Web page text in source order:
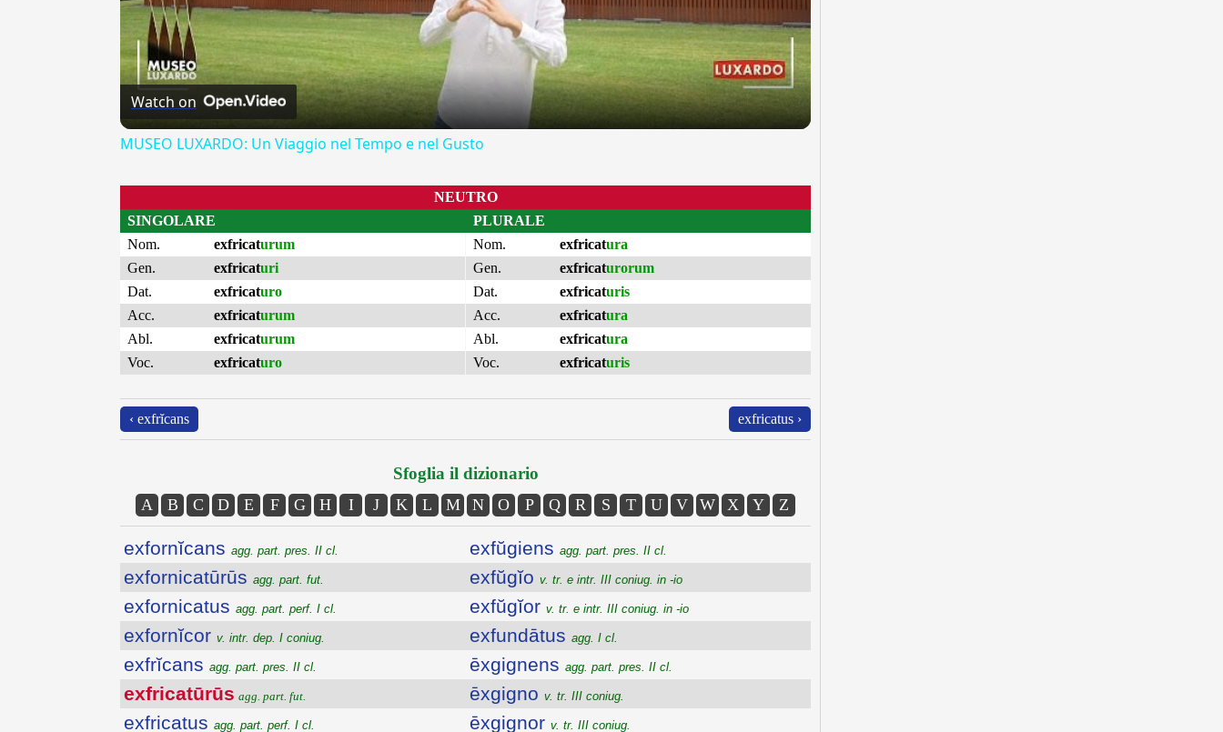
Video
Watch on
MUSEO LUXARDO: Un Viaggio nel Tempo e nel Gusto
NEUTRO
SINGOLARE
Nom.
exfricaturum
Gen.
exfricaturi
Dat.
exfricaturo
Acc.
exfricaturum
Abl.
exfricaturum
Voc.
exfricaturo
PLURALE
Nom.
exfricatura
Gen.
exfricaturorum
Dat.
exfricaturis
Acc.
exfricatura
Abl.
exfricatura
Voc.
exfricaturis
‹ exfrĭcans exfricatus ›
Sfoglia il dizionario
A B C D E F G H I J K L M N O P Q R S T U V W X Y Z
exfornĭcans agg. part. pres. II cl.
exfornicatūrūs agg. part. fut.
exfornicatus agg. part. perf. I cl.
exfornĭcor v. intr. dep. I coniug.
exfrĭcans agg. part. pres. II cl.
exfricatūrūs agg. part. fut.
exfricatus agg. part. perf. I cl.
exfŭgiens agg. part. pres. II cl.
exfŭgĭo v. tr. e intr. III coniug. in -io
exfŭgĭor v. tr. e intr. III coniug. in -io
exfundātus agg. I cl.
ēxgignens agg. part. pres. II cl.
ēxgigno v. tr. III coniug.
ēxgignor v. tr. III coniug.